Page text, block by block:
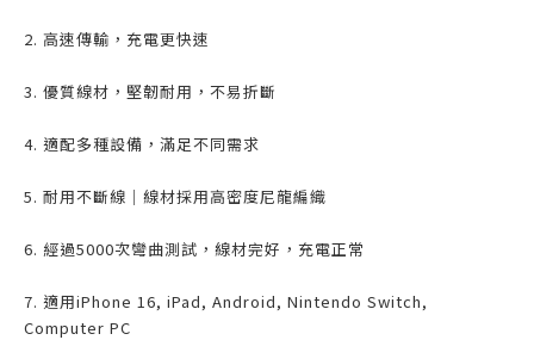
2. 高速傳輸，充電更快速
3. 優質線材，堅韌耐用，不易折斷
4. 適配多種設備，滿足不同需求
5. 耐用不斷線｜線材採用高密度尼龍編織
6. 經過5000次彎曲測試，線材完好，充電正常
7. 適用iPhone 16, iPad, Android, Nintendo Switch,
Computer PC